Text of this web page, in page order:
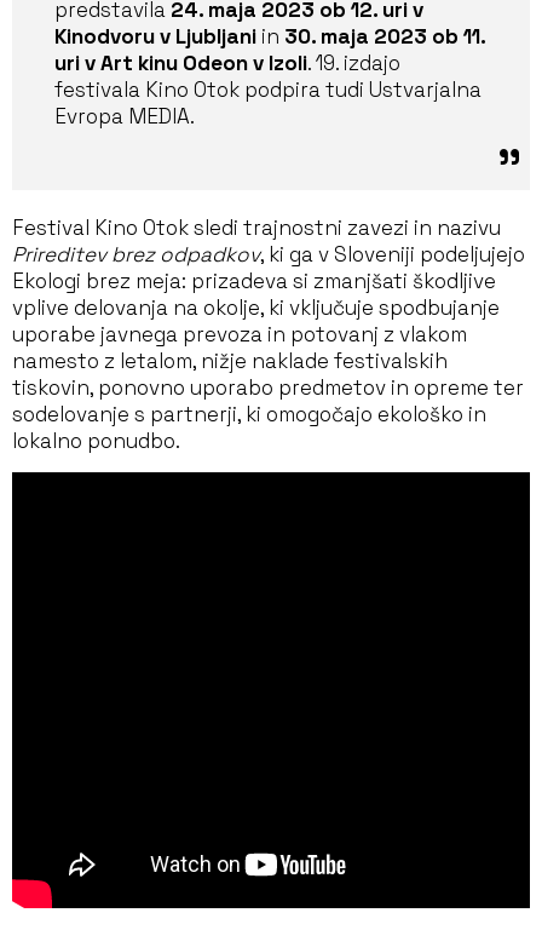
predstavila 24. maja 2023 ob 12. uri v
Kinodvoru v Ljubljani in 30. maja 2023 ob 11.
uri v Art kinu Odeon v Izoli. 19. izdajo
festivala Kino Otok podpira tudi Ustvarjalna
Evropa MEDIA.
Festival Kino Otok sledi trajnostni zavezi in nazivu
Prireditev brez odpadkov, ki ga v Sloveniji podeljujejo
Ekologi brez meja: prizadeva si zmanjšati škodljive
vplive delovanja na okolje, ki vključuje spodbujanje
uporabe javnega prevoza in potovanj z vlakom
namesto z letalom, nižje naklade festivalskih
tiskovin, ponovno uporabo predmetov in opreme ter
sodelovanje s partnerji, ki omogočajo ekološko in
lokalno ponudbo.